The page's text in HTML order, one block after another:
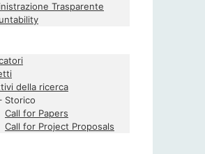
Trasparente
della ricerca
Storico
Call for Papers
Call for Project Proposals